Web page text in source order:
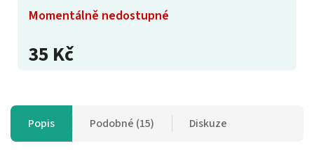
35 Kč
Momentálně nedostupné
Popis Podobné (15) Diskuze